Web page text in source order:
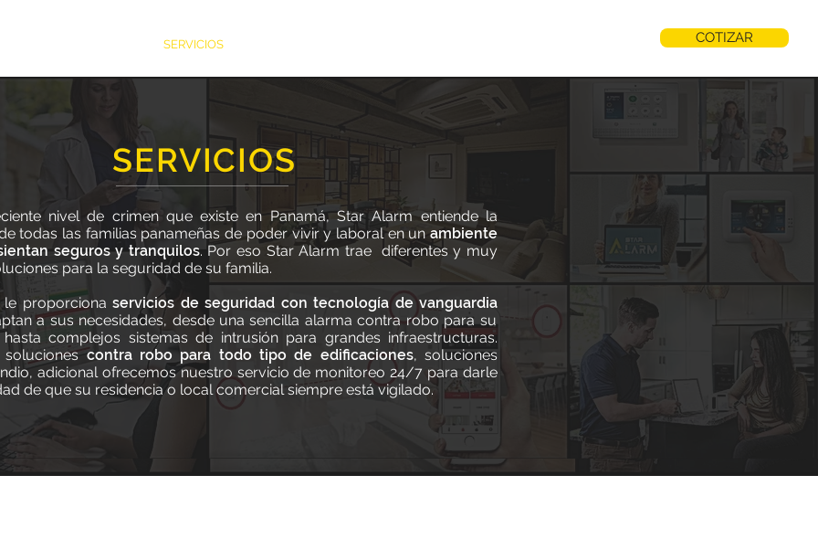
SERVICIOS COTIZAR
SERVICIOS
nivel de crimen que existe en Panamá, Star Alarm entiende la
de todas las familias panameñas de poder vivir y laboral en un
se sientan seguros y tranquilos. Por eso Star Alarm trae a todos
diferentes y muy variadas soluciones para la seguridad de su familia.
proporciona servicios de seguridad con tecnología de vanguardia
a sus necesidades, desde una sencilla alarma contra robo para su
hasta complejos sistemas de intrusión para grandes
Brindamos solucionescontra robo para todo tipo de
, soluciones contra incendio, adicional ofrecemos nuestro servicio de
7 para darle la tranquilidad de que su residencia o local comercial
SERVICIOS
nivel de crimen que existe en Panamá, Star Alarm entiende la
todas las familias panameñas de poder vivir y laboral en unambiente
seguros y tranquilos. Por eso Star Alarm trae diferentes y muy
para la seguridad de su familia.
proporciona servicios de seguridad con tecnología de vanguardia
a sus necesidades, desde una sencilla alarma contra robo para su
hasta complejos sistemas de intrusión para grandes infraestructuras.
solucionescontra robo para todo tipo de edificaciones, soluciones
adicional ofrecemos nuestro servicio de monitoreo 24/7 para darle
de que su residencia o local comercial siempre está vigilado.